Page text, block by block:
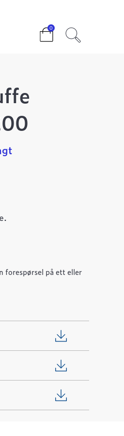
0
forespørsel på ett eller